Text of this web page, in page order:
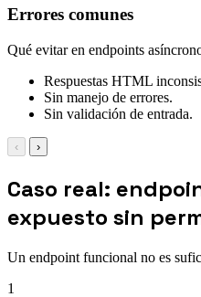
Errores comunes
Qué evitar en endpoints
Respuestas HTML
Sin manejo de errores.
Sin validación de entrada.
‹ ›
Caso real:
expuesto sin
Un endpoint funcional no es
1